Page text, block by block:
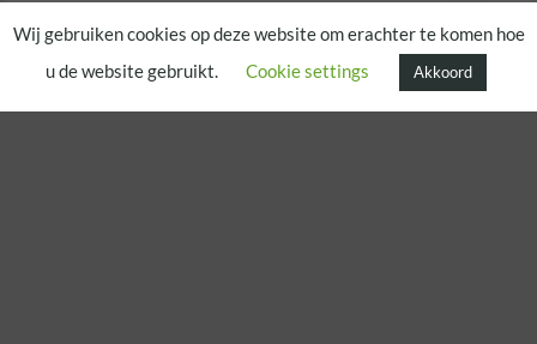
Wij gebruiken cookies op deze website om erachter te komen hoe
u de website gebruikt.
Cookie settings Akkoord